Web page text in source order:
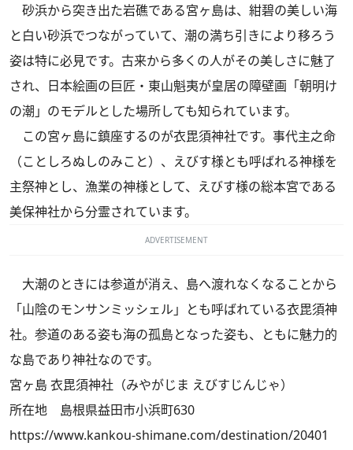
砂浜から突き出た岩礁である宮ヶ島は、紺碧の美しい海
と白い砂浜でつながっていて、潮の満ち引きにより移ろう
姿は特に必見です。古来から多くの人がその美しさに魅了
され、日本絵画の巨匠・東山魁夷が皇居の障壁画「朝明け
の潮」のモデルとした場所しても知られています。
この宮ヶ島に鎮座するのが衣毘須神社です。事代主之命
（ことしろぬしのみこと）、えびす様とも呼ばれる神様を
主祭神とし、漁業の神様として、えびす様の総本宮である
美保神社から分霊されています。
ADVERTISEMENT
大潮のときには参道が消え、島へ渡れなくなることから
「山陰のモンサンミッシェル」とも呼ばれている衣毘須神
社。参道のある姿も海の孤島となった姿も、ともに魅力的
な島であり神社なのです。
宮ヶ島 衣毘須神社（みやがじま えびすじんじゃ）
所在地 島根県益田市小浜町630
https://www.kankou-shimane.com/destination/20401